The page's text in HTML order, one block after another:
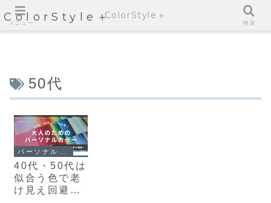
ColorStyle＋
50代
40代・50代は
似合う色で老
け見え回避！
メニュー
ColorStyle＋
検索